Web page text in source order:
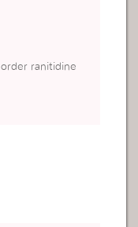
order ranitidine